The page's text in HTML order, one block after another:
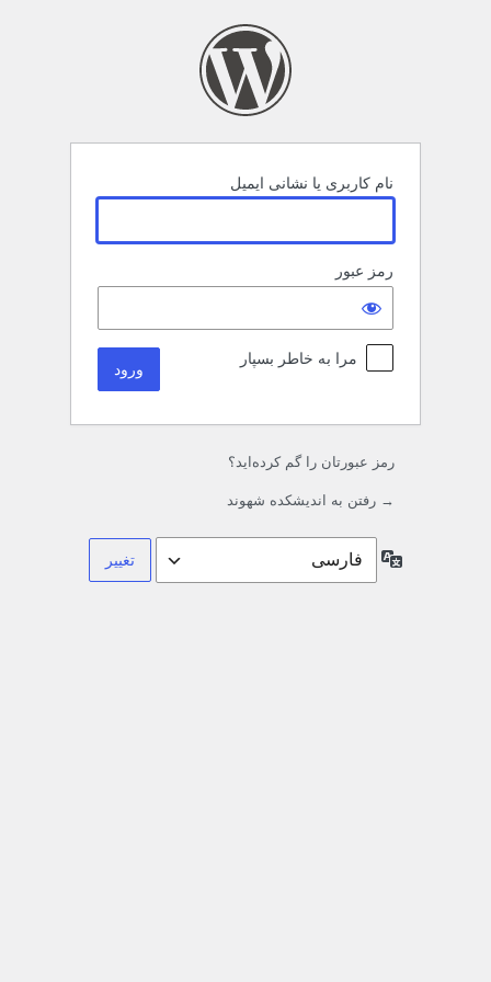
نام کاربری یا نشانی ایمیل
رمز عبور
مرا به خاطر بسپار
رمز عبورتان را گم کرده‌اید؟
→ رفتن به اندیشکده شهوند
زبان